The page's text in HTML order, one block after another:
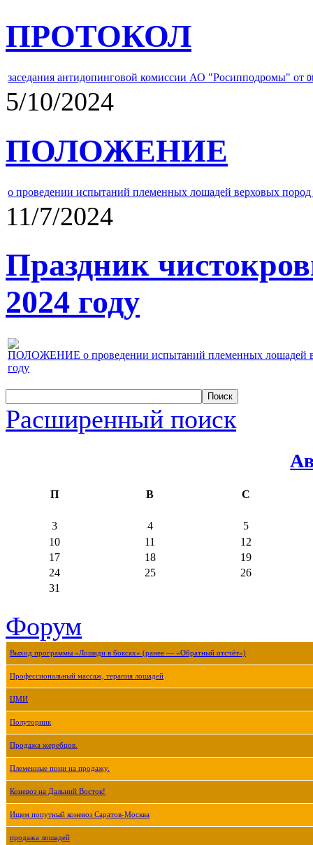
ПРОТОКОЛ
заседания антидопинговой комиссии АО "Росипподромы" от
5/10/2024
ПОЛОЖЕНИЕ
о проведении испытаний племенных лошадей верховых
11/7/2024
Праздник
2024 году
ПОЛОЖЕНИЕ о проведении испытаний племенных лошадей
году
Расширенный поиск
П В С
3 4
5
10
11
12
17
18
19
24
25
26
31
Форум
Выход программы «Лошади в боксах» (ранее — «Обратный отсчёт»)
Профессиональный массаж, терапия лошадей
ЦМИ
Полуторник
Продажа жеребцов.
Племенные пони на продажу.
Коневоз на Дальний Восток!
Ищем попутный коневоз Саратов-Москва
продажа лошадей